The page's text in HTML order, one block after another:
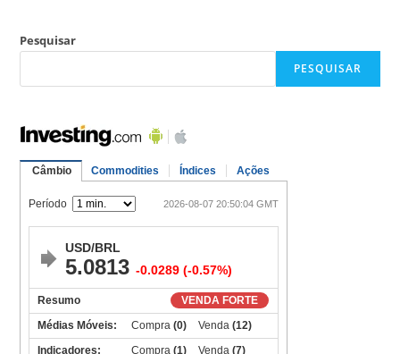
Pesquisar
PESQUISAR